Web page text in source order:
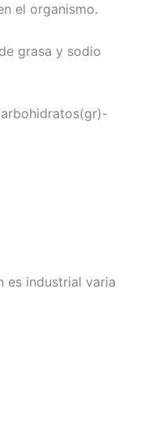
el organismo.
grasa y sodio
es industrial varia